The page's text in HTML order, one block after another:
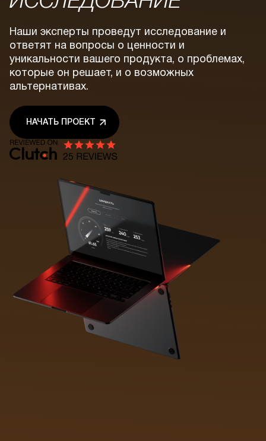
Наши эксперты проведут исследование и
ответят на вопросы о ценности и
уникальности вашего продукта, о проблемах,
которые он решает, и о возможных
альтернативах.
НАЧАТЬ ПРОЕКТ